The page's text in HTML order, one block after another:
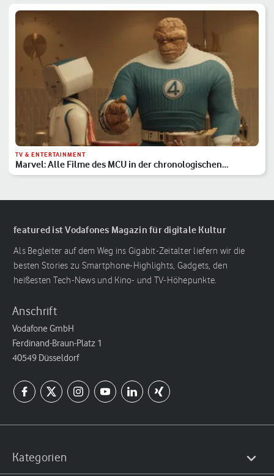
TV & ENTERTAINMENT
Marvel: Alle Filme des MCU in der chronologischen
Reihenfolge
featured ist Vodafones Magazin für digitale Kultur
Als Begleiter auf dem Weg ins Gigabit-Zeitalter liefern wir die
besten Stories zu Smartphone-Highlights, Gadgets, den
heißesten Tech-News und Kino- und TV-Höhepunkte.
Anschrift
Vodafone GmbH
Ferdinand-Braun-Platz 1
40549 Düsseldorf
Kategorien